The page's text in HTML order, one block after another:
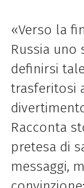
«Verso la
Russia uno
definirsi
trasferitosi
Racconta
pretesa di
messaggi,